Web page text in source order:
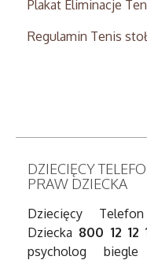
Plakat Eliminacje
Regulamin Tenis
DZIECIĘCY
PRAW DZIECKA
Dziecięcy
Dziecka 800 12 12
psycholog